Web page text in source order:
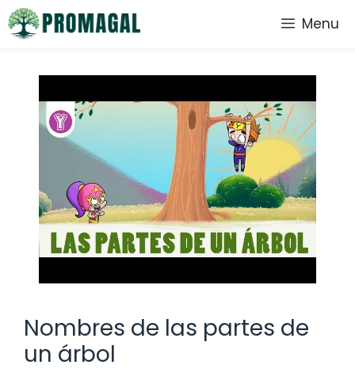
Saltar
al
Menu
Nombres de las partes de
un árbol